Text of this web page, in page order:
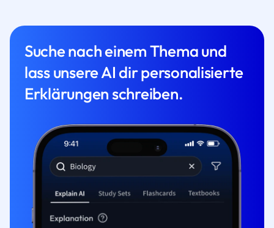
Suche nach einem Thema und
lass unsere AI dir personalisierte
Erklärungen schreiben.